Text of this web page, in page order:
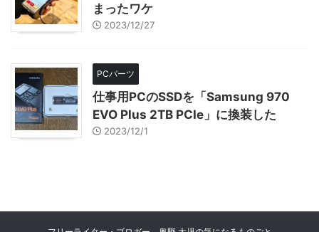
まったワケ
2023/12/27
PCパーツ
仕事用PCのSSDを「Samsung 970
EVO Plus 2TB PCIe」に換装した
2023/12/1